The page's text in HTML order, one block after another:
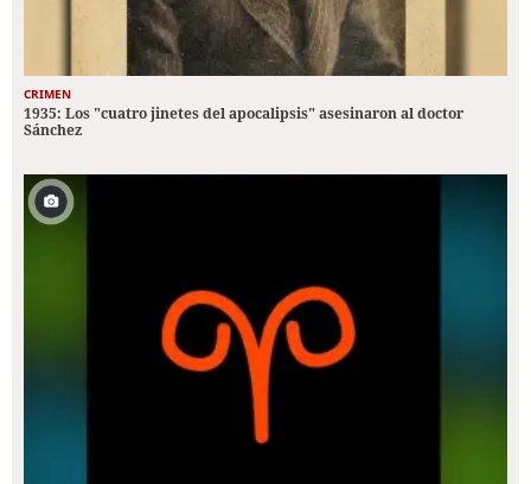
CRIMEN
1935: Los "cuatro jinetes del apocalipsis" asesinaron al doctor
Sánchez